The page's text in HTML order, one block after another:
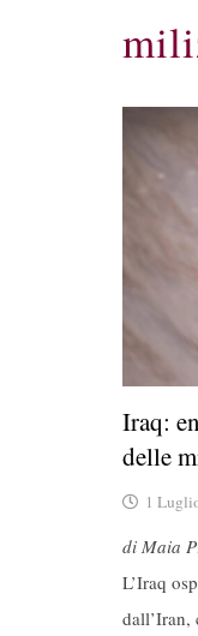
Iraq:
delle
1
di Maia
L’Iraq
dall’Iran,